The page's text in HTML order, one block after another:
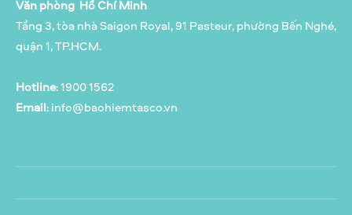
Văn phòng Hồ Chí Minh
Tầng 3, tòa nhà Saigon Royal, 91 Pasteur, phường Bến Nghé,
quận 1, TP.HCM.
Hotline: 1900 1562
Email:info@baohiemtasco.vn